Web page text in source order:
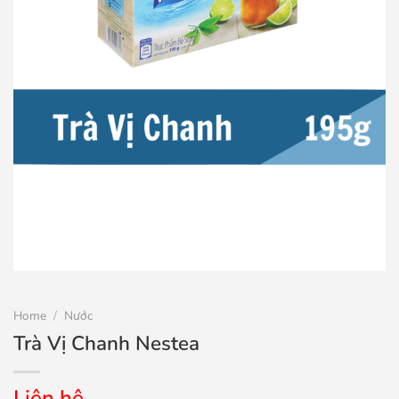
Home / Nước
Trà Vị Chanh Nestea